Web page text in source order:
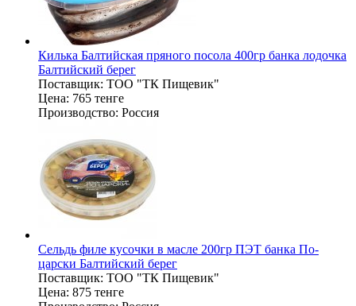
Килька Балтийская пряного посола 400гр банка лодочка
Балтийский берег
Поставщик: ТОО "ТК Пищевик"
Цена: 765 тенге
Производство: Россия
Сельдь филе кусочки в масле 200гр ПЭТ банка По-
царски Балтийский берег
Поставщик: ТОО "ТК Пищевик"
Цена: 875 тенге